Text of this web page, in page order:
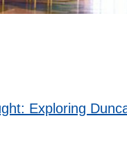
Exploring